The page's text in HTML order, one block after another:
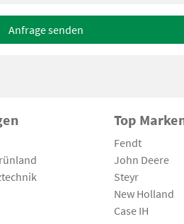
Anfrage senden
Top
Fendt
John Deere
Steyr
New Holland
Case IH